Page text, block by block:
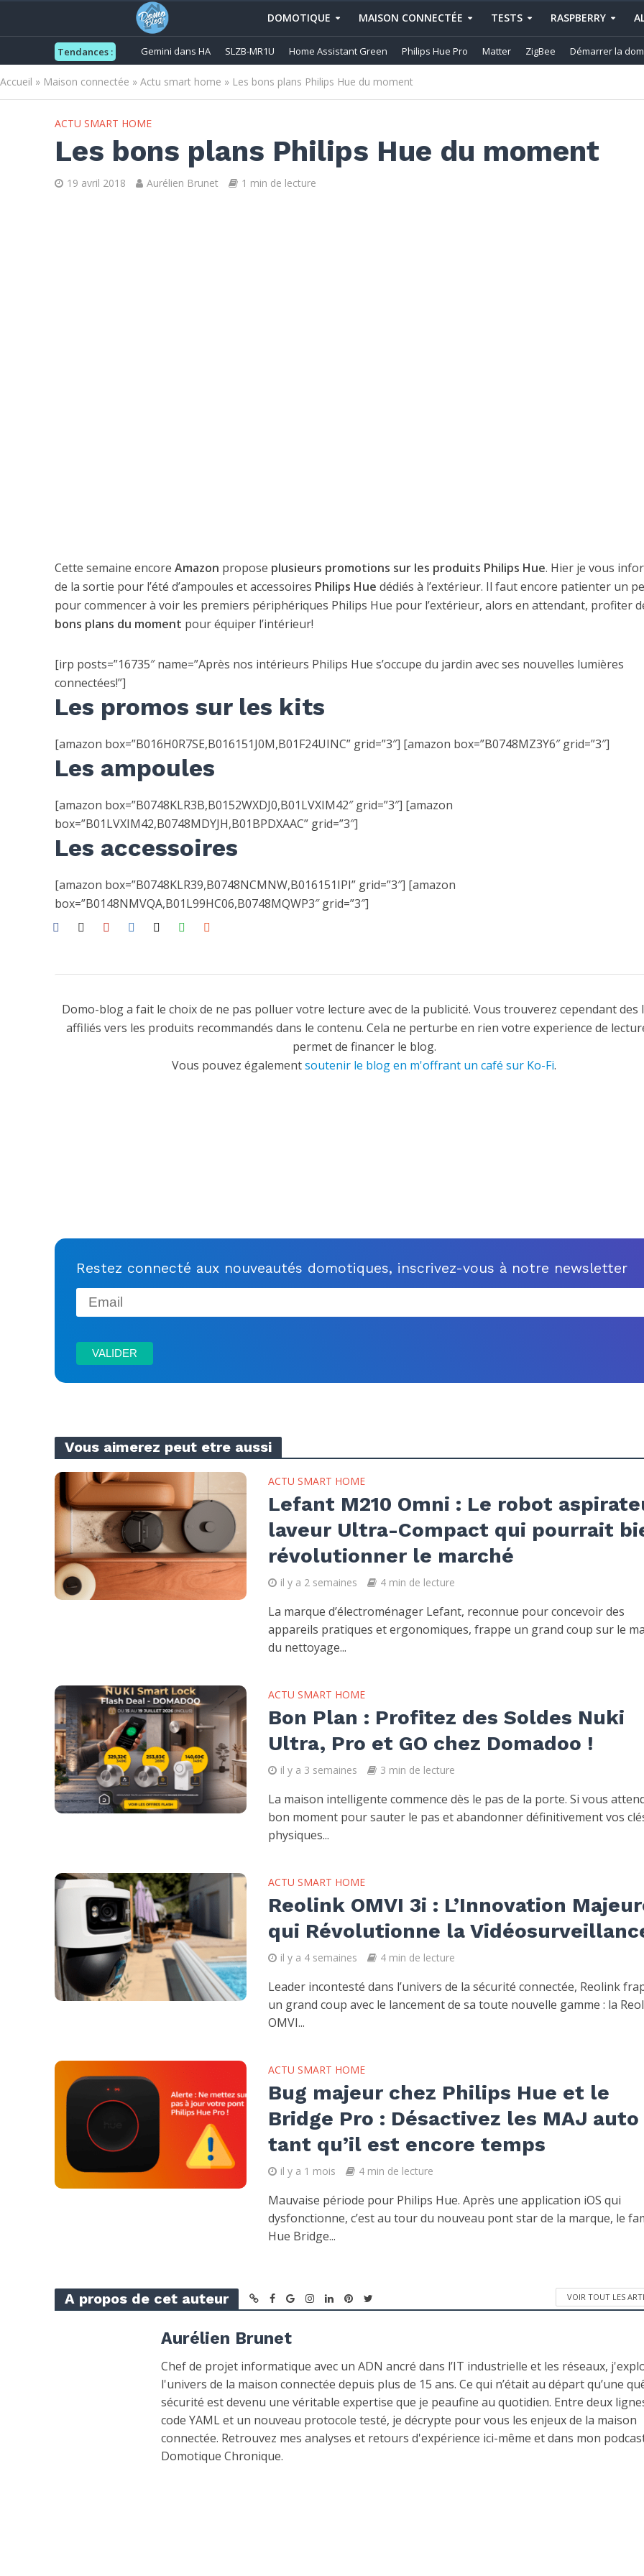
DOMOTIQUE MAISON CONNECTÉE TESTS RASPBERRY
Tendances : Gemini dans HA SLZB-MR1U Home Assistant Green Philips Hue Pro Matter ZigBee Démarrer la
Accueil » Maison connectée » Actu smart home » Les bons plans Philips Hue du moment
ACTU SMART HOME
Les bons plans Philips Hue du moment
19 avril 2018 Aurélien Brunet 1 min de lecture
Cette semaine encore Amazon propose plusieurs promotions sur les produits Philips Hue. Hier je vous
de la sortie pour l’été d’ampoules et accessoires Philips Hue dédiés à l’extérieur. Il faut encore patienter un
pour commencer à voir les premiers périphériques Philips Hue pour l’extérieur, alors en attendant, profiter
bons plans du moment pour équiper l’intérieur!
[irp posts=”16735″ name=”Après nos intérieurs Philips Hue s’occupe du jardin avec ses nouvelles lumières
connectées!”]
Les promos sur les kits
[amazon box=”B016H0R7SE,B016151J0M,B01F24UINC” grid=”3″] [amazon box=”B0748MZ3Y6″ grid=”3″]
Les ampoules
[amazon box=”B0748KLR3B,B0152WXDJ0,B01LVXIM42″ grid=”3″] [amazon
box=”B01LVXIM42,B0748MDYJH,B01BPDXAAC” grid=”3″]
Les accessoires
[amazon box=”B0748KLR39,B0748NCMNW,B016151IPI” grid=”3″] [amazon
box=”B0148NMVQA,B01L99HC06,B0748MQWP3″ grid=”3″]
Domo-blog a fait le choix de ne pas polluer votre lecture avec de la publicité. Vous trouverez cependant des
affiliés vers les produits recommandés dans le contenu. Cela ne perturbe en rien votre experience de
permet de financer le blog.
Vous pouvez égalementsoutenir le blog en m'offrant un café sur Ko-Fi.
Restez connecté aux nouveautés domotiques, inscrivez-vous à notre newsletter
Vous aimerez peut etre aussi
ACTU SMART HOME
Lefant M210 Omni : Le robot
laveur Ultra-Compact qui pourrait
révolutionner le marché
il y a 2 semaines 4 min de lecture
La marque d’électroménager Lefant, reconnue pour concevoir des
appareils pratiques et ergonomiques, frappe un grand coup sur le
du nettoyage...
ACTU SMART HOME
Bon Plan : Profitez des Soldes Nuki
Ultra, Pro et GO chez Domadoo !
il y a 3 semaines 3 min de lecture
La maison intelligente commence dès le pas de la porte. Si vous
bon moment pour sauter le pas et abandonner définitivement vos
physiques...
ACTU SMART HOME
Reolink OMVI 3i : L’Innovation
qui Révolutionne la
il y a 4 semaines 4 min de lecture
Leader incontesté dans l’univers de la sécurité connectée, Reolink
un grand coup avec le lancement de sa toute nouvelle gamme : la
OMVI...
ACTU SMART HOME
Bug majeur chez Philips Hue et le
Bridge Pro : Désactivez les MAJ auto
tant qu’il est encore temps
il y a 1 mois 4 min de lecture
Mauvaise période pour Philips Hue. Après une application iOS qui
dysfonctionne, c’est au tour du nouveau pont star de la marque, le
Hue Bridge...
A propos de cet auteur VOIR TOUT LES
Aurélien Brunet
Chef de projet informatique avec un ADN ancré dans l’IT industrielle et les réseaux,
l'univers de la maison connectée depuis plus de 15 ans. Ce qui n’était au départ qu’une
sécurité est devenu une véritable expertise que je peaufine au quotidien. Entre deux
code YAML et un nouveau protocole testé, je décrypte pour vous les enjeux de la maison
connectée. Retrouvez mes analyses et retours d'expérience ici-même et dans mon
Domotique Chronique.